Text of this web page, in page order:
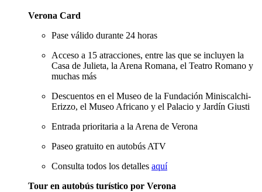
Verona Card
Pase válido durante 24 horas
Acceso a 15 atracciones, entre las que se incluyen la
Casa de Julieta, la Arena Romana, el Teatro Romano y
muchas más
Descuentos en el Museo de la Fundación Miniscalchi-
Erizzo, el Museo Africano y el Palacio y Jardín Giusti
Entrada prioritaria a la Arena de Verona
Paseo gratuito en autobús ATV
Consulta todos los detalles aquí
Tour en autobús turístico por Verona